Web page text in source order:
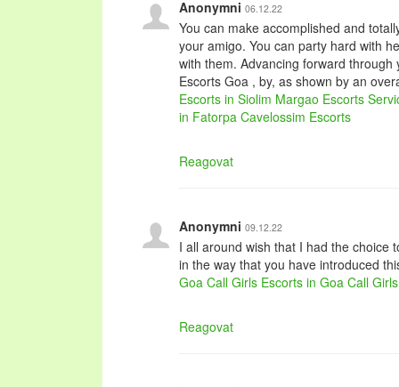
Anonymni 06.12.22
You can make accomplished and
your amigo. You can party hard with
with them. Advancing forward
Escorts Goa , by, as shown by an
Escorts in Siolim Margao Escorts
in Fatorpa Cavelossim Escorts
Reagovat
Anonymni 09.12.22
I all around wish that I had the choice
in the way that you have introduced
Goa Call Girls Escorts in Goa Call
Reagovat